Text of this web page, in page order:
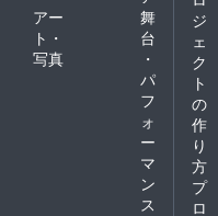
アー
ト・
写真
舞
台
・
パ
フ
ォ
ー
マ
ン
ス
ジ
ェ
ク
ト
の
作
り
方
プ
ロ